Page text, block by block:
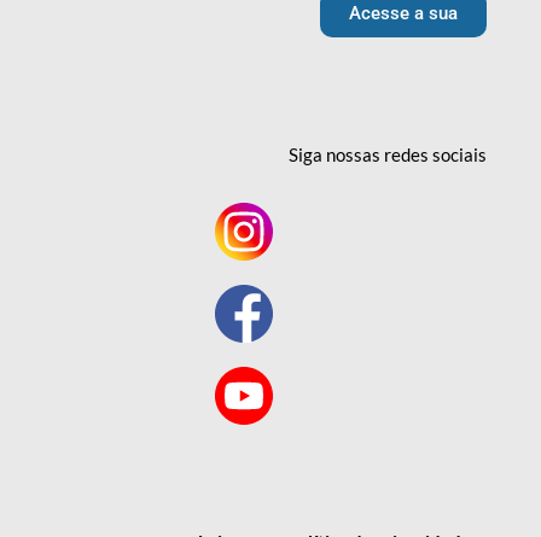
Acesse a sua
Siga nossas redessociais